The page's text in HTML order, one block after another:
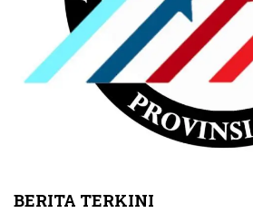
BERITA TERKINI